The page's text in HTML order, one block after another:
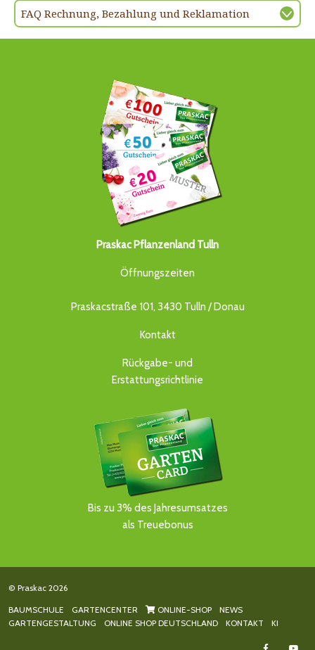
FAQ Rechnung, Bezahlung und Reklamation
Praskac Pflanzenland Tulln
Öffnungszeiten
Praskacstraße 101, 3430 Tulln / Donau
Kontakt
Rückgabe- und
Erstattungsrichtlinie
Bis zu 3% des Jahresumsatzes
als Treuebonus
© Praskac 2026
BAUMSCHULE GARTENCENTER ONLINE-SHOP
NEWS
GARTENGESTALTUNG
ONLINE SHOP DEUTSCHLAND KONTAKT KI